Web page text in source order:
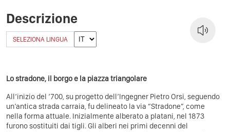
Descrizione
SELEZIONA LINGUA
Lo stradone, il borgo e la piazza triangolare
All’inizio del ’700, su progetto dell’Ingegner Pietro Orsi, seguendo
un’antica strada carraia, fu delineato la via “Stradone”, come
nella forma attuale. Inizialmente alberato a platani, nel 1873
furono sostituiti dai tigli. Gli alberi nei primi decenni del